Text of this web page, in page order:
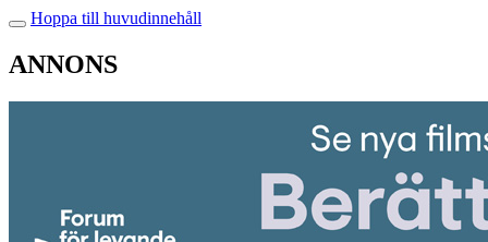
Hoppa till huvudinnehåll
ANNONS